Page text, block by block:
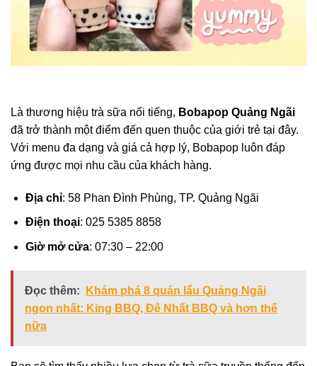
Là thương hiệu trà sữa nổi tiếng, Bobapop Quảng Ngãi
đã trở thành một điểm đến quen thuộc của giới trẻ tại đây.
Với menu đa dạng và giá cả hợp lý, Bobapop luôn đáp
ứng được mọi nhu cầu của khách hàng.
Địa chỉ: 58 Phan Đình Phùng, TP. Quảng Ngãi
Điện thoại: 025 5385 8858
Giờ mở cửa: 07:30 – 22:00
Đọc thêm:
Khám phá 8 quán lẩu Quảng Ngãi
ngon nhất: King BBQ, Đệ Nhất BBQ và hơn thế
nữa